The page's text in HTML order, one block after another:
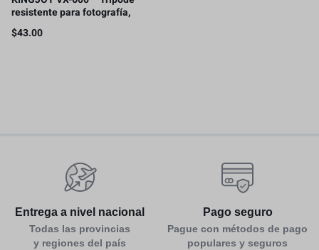
resistente para fotografía,
ruedas Dolly, soportes
ajustables para patas
$43.00
Entrega a nivel nacional
Todas las provincias
y regiones del país
Pago seguro
Pague con métodos de pago
populares y seguros